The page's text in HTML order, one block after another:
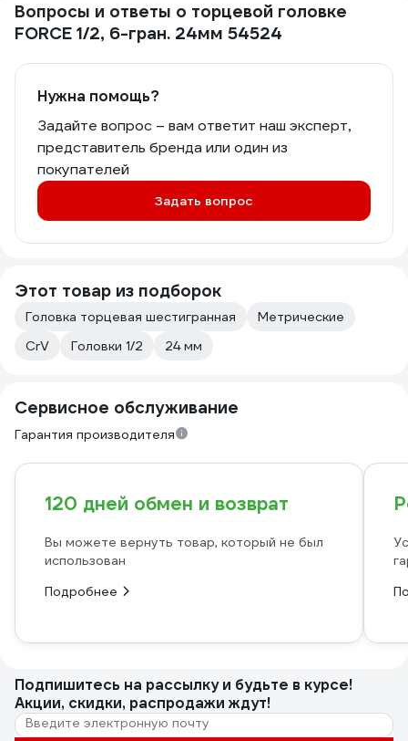
Вопросы и ответы о торцевой головке
FORCE 1/2, 6-гран. 24мм 54524
Нужна помощь?
Задайте вопрос – вам ответит наш эксперт,
представитель бренда или один из
покупателей
Задать вопрос
Этот товар из подборок
Головка торцевая шестигранная
Метрические
CrV
Головки 1/2 24 мм
Сервисное обслуживание
Гарантия производителя
120 дней обмен и возврат
Вы можете вернуть товар, который не был
использован
Подробнее
Подпишитесь на рассылкуи будьте в курсе!
Акции, скидки, распродажи ждут!